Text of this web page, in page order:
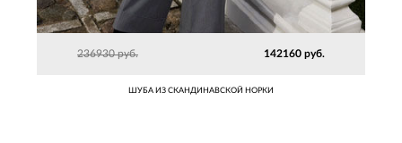
ШУБА ИЗ СКАНДИНАВСКОЙ НОРКИ
236930 руб. 142160 руб.